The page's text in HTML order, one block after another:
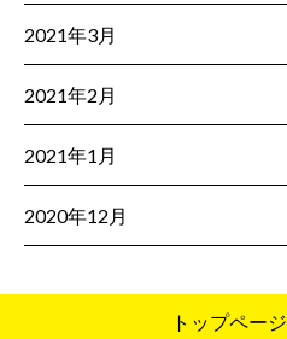
2021年3月
2021年2月
2021年1月
2020年12月
トップページ